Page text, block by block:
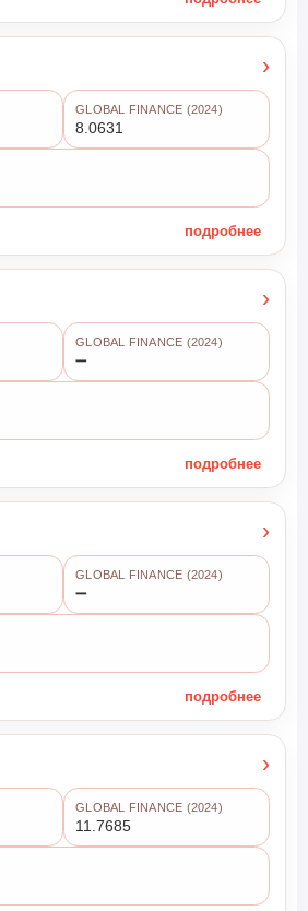
›
GLOBAL FINANCE (2024)
8.0631
подробнее
›
GLOBAL FINANCE (2024)
➖
подробнее
›
GLOBAL FINANCE (2024)
➖
подробнее
›
GLOBAL FINANCE (2024)
11.7685